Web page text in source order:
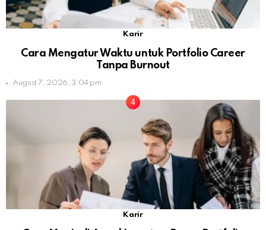
Karir
Cara Mengatur Waktu untuk Portfolio Career
Tanpa Burnout
August 7, 2026, 3:04 pm
Karir